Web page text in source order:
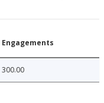
Engagements
300.00